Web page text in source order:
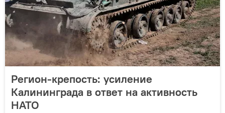
Регион-крепость: усиление
Калининграда в ответ на активность
НАТО